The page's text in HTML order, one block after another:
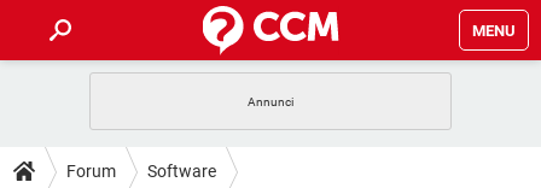
MENU
INTRATTENIMENTO
GUIDE
Forum Software